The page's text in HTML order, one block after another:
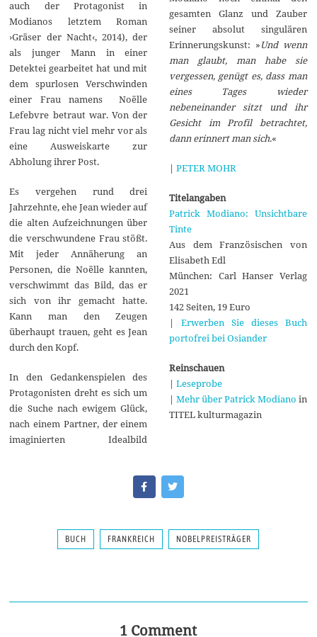
auch der Protagonist in
Modianos letztem Roman
›Gräser der Nacht‹, 2014), der
als junger Mann in einer
Detektei gearbeitet hat und mit
dem spurlosen Verschwinden
einer Frau namens Noëlle
Lefebvre betraut war. Von der
Frau lag nicht viel mehr vor als
eine Ausweiskarte zur
Abholung ihrer Post.
Es vergehen rund drei
Jahrzehnte, ehe Jean wieder auf
die alten Aufzeichnungen über
die verschwundene Frau stößt.
Mit jeder Annäherung an
Personen, die Noëlle kannten,
verschwimmt das Bild, das er
sich von ihr gemacht hatte.
Kann man den Zeugen
überhaupt trauen, geht es Jean
durch den Kopf.
In den Gedankenspielen des
Protagonisten dreht es sich um
die Suche nach ewigem Glück,
nach einem Partner, der einem
imaginierten Idealbild
gesamten Glanz und Zauber
seiner absolut singulären
Erinnerungskunst: »Und wenn
man glaubt, man habe sie
vergessen, genügt es, dass man
eines Tages wieder
nebeneinander sitzt und ihr
Gesicht im Profil betrachtet,
dann erinnert man sich.«
| PETER MOHR
Titelangaben
Patrick Modiano: Unsichtbare
Tinte
Aus dem Französischen von
Elisabeth Edl
München: Carl Hanser Verlag
2021
142 Seiten, 19 Euro
| Erwerben Sie dieses Buch
portofrei bei Osiander
Reinschauen
| Leseprobe
| Mehr über Patrick Modiano in
TITEL kulturmagazin
BUCH FRANKREICH NOBELPREISTRÄGER
1 Comment